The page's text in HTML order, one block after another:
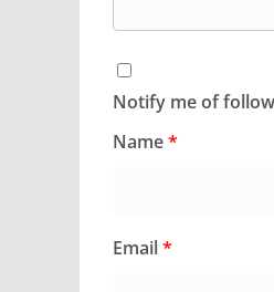
Notify me of
Name*
Email*